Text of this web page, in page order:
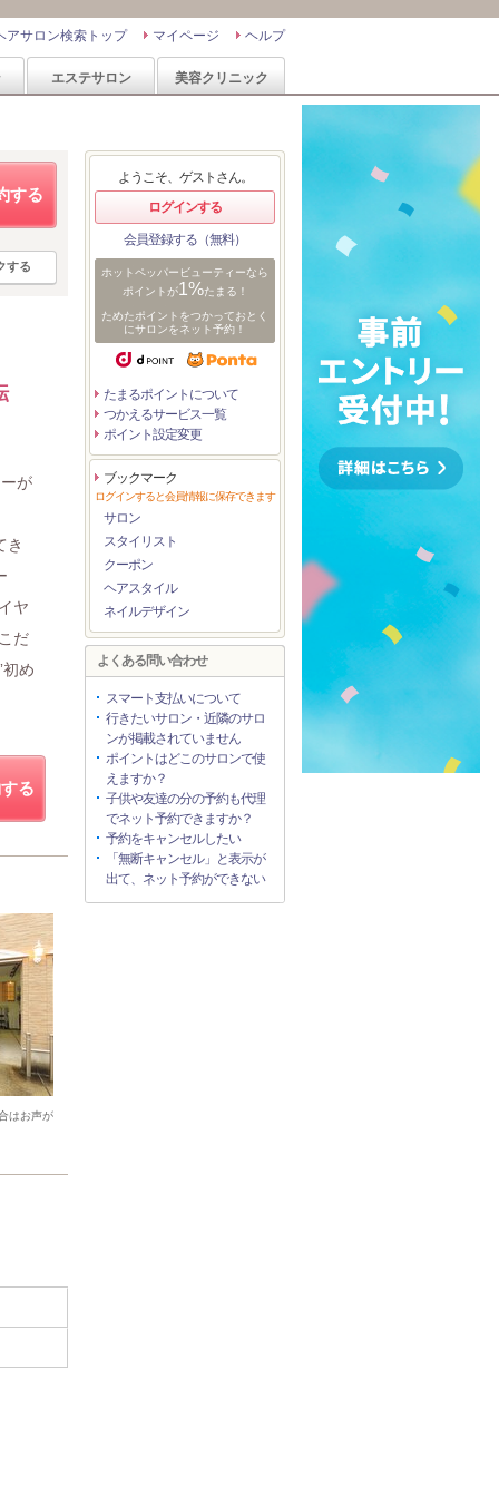
ヘルプ
マイページ
アサロン検索トップ
エステサロン 美容クリニック
する
する
が
き
ヤ
だ
め
る
はお声が
ようこそ、ゲストさん。
ログインする
会員登録する（無料）
ホットペッパービューティーなら
ポイントが1%たまる！
ためたポイントをつかっておとく
にサロンをネット予約！
たまるポイントについて
つかえるサービス一覧
ポイント設定変更
ブックマーク
ログインすると会員情報に保存できます
サロン
スタイリスト
クーポン
ヘアスタイル
ネイルデザイン
よくある問い合わせ
スマート支払いについて
行きたいサロン・近隣のサロ
ンが掲載されていません
ポイントはどこのサロンで使
えますか？
子供や友達の分の予約も代理
でネット予約できますか？
予約をキャンセルしたい
「無断キャンセル」と表示が
出て、ネット予約ができない